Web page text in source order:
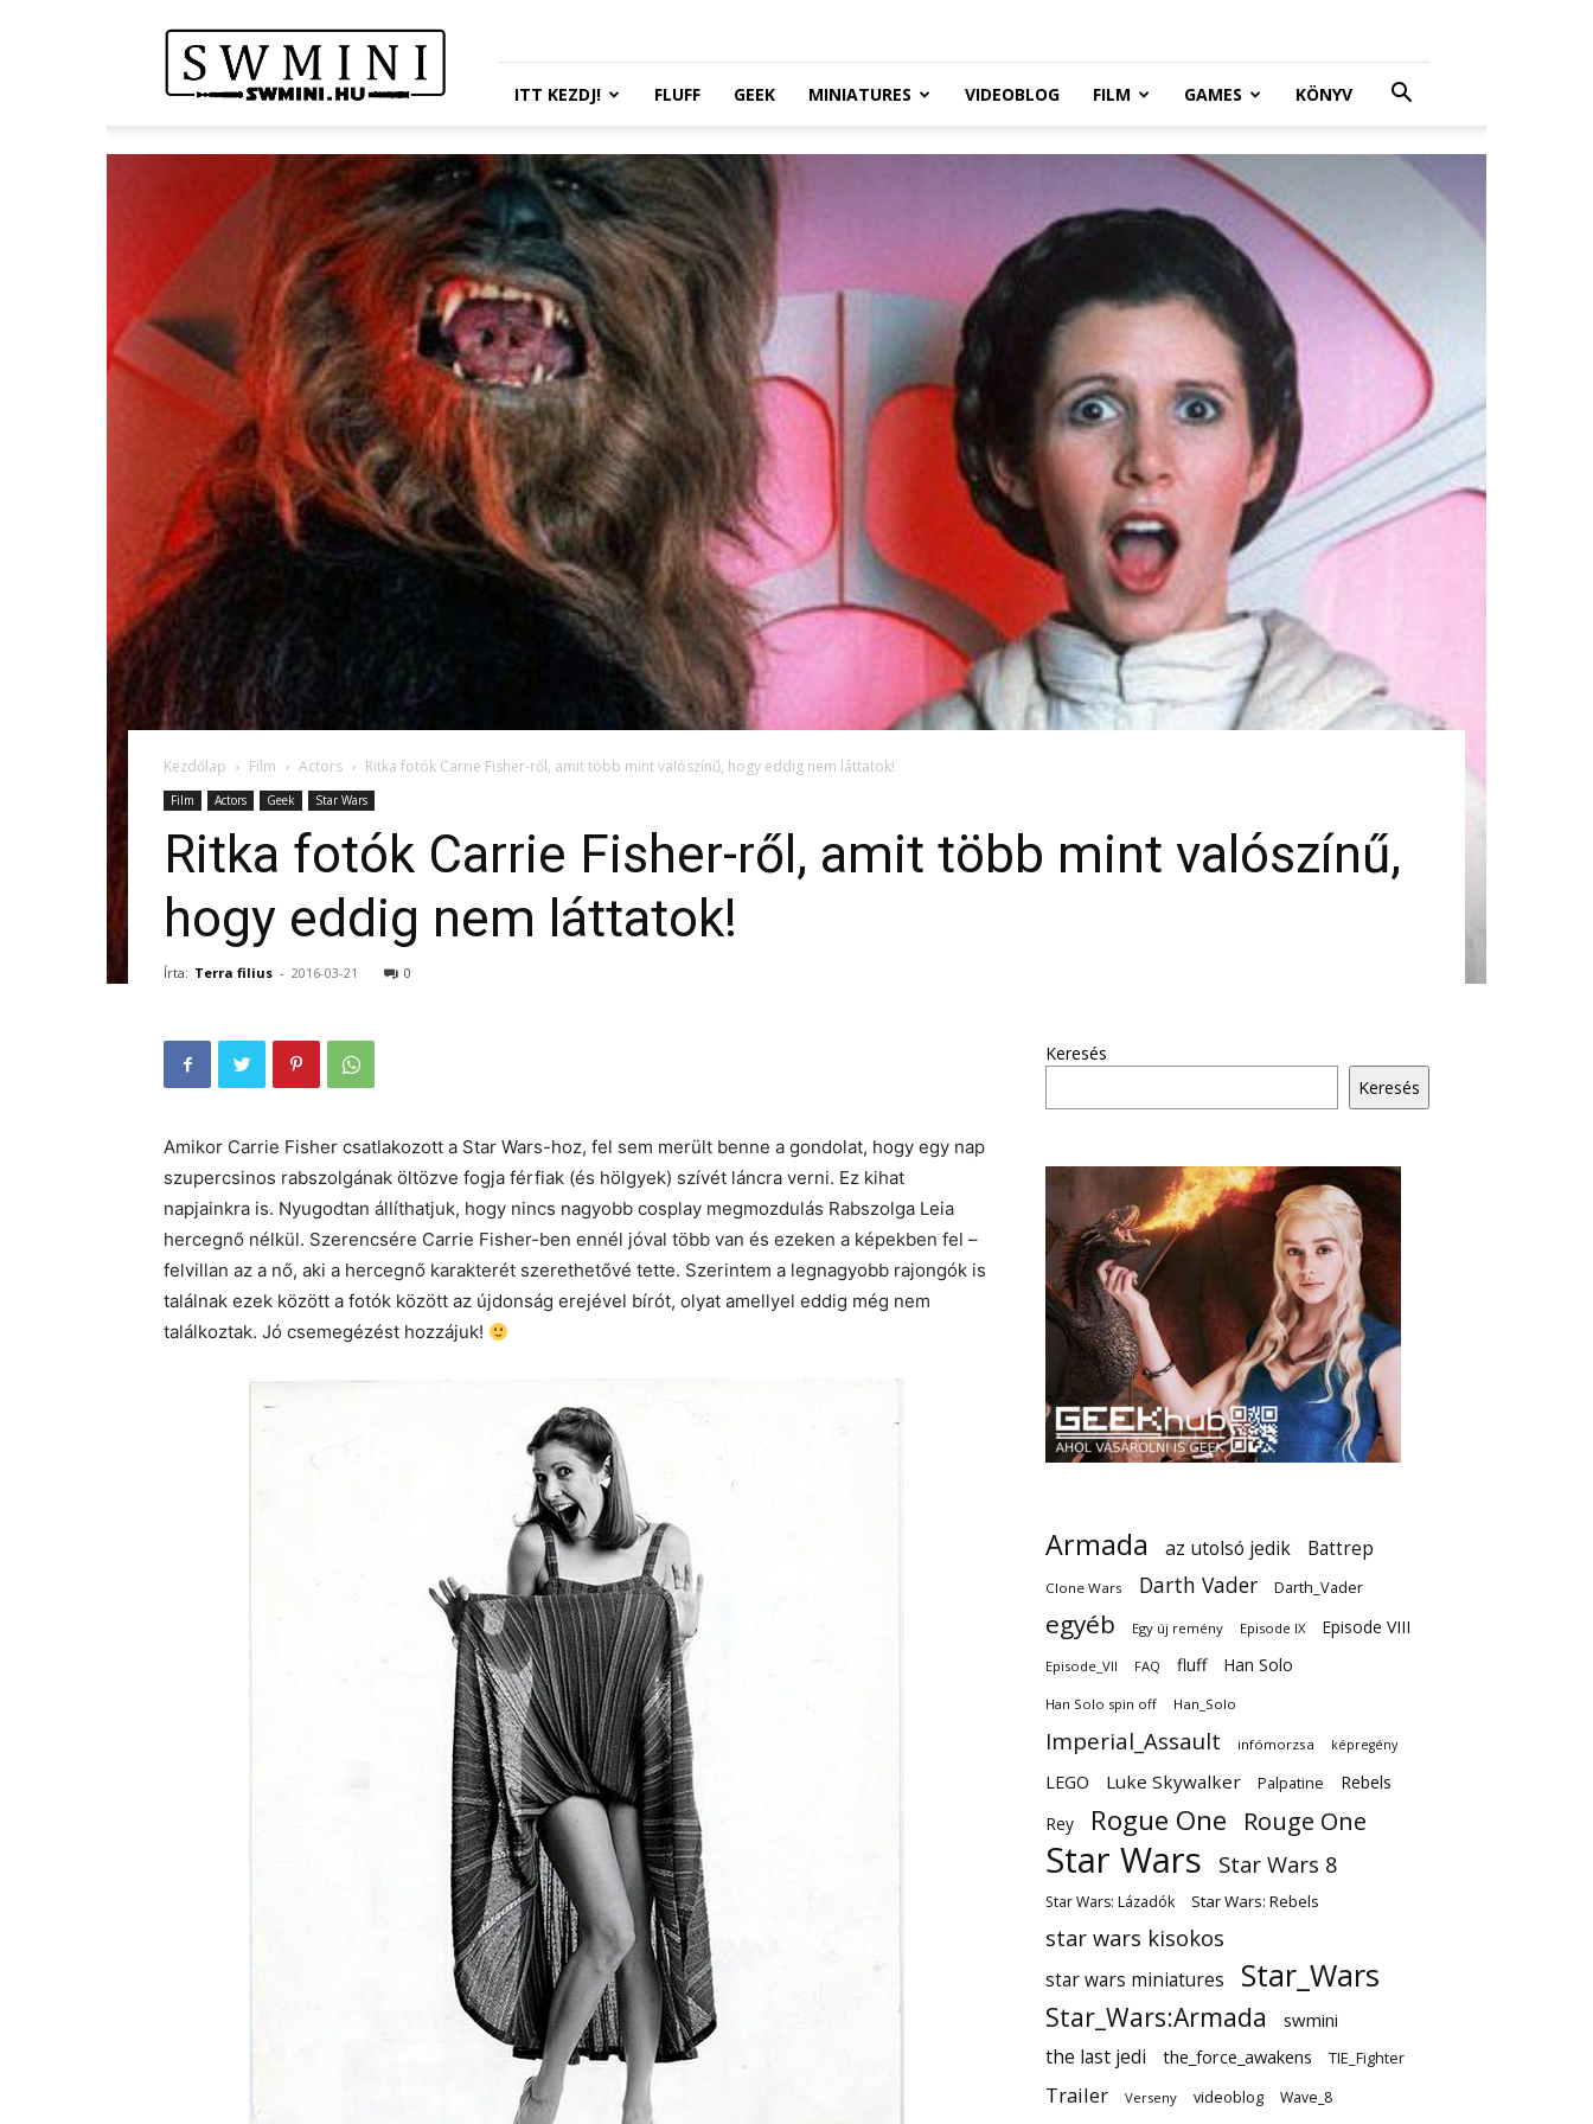
Wars
Miniatures
Portál
ITT KEZDJ! FLUFF GEEK MINIATURES VIDEOBLOG FILM GAMES KÖNYV
Kezdőlap Film Actors Ritka fotók Carrie Fisher-ről, amit több mint valószínű, hogy eddig nem láttatok!
Film Actors Geek Star Wars
Ritka fotók Carrie Fisher-ről, amit több mint valószínű,
hogy eddig nem láttatok!
Írta: Terra filius - 2016-03-21 0
Amikor Carrie Fisher csatlakozott a Star Wars-hoz, fel sem merült benne a gondolat, hogy egy nap
szupercsinos rabszolgának öltözve fogja férfiak (és hölgyek) szívét láncra verni. Ez kihat
napjainkra is. Nyugodtan állíthatjuk, hogy nincs nagyobb cosplay megmozdulás Rabszolga Leia
hercegnő nélkül. Szerencsére Carrie Fisher-ben ennél jóval több van és ezeken a képekben fel –
felvillan az a nő, aki a hercegnő karakterét szerethetővé tette. Szerintem a legnagyobb rajongók is
találnak ezek között a fotók között az újdonság erejével bírót, olyat amellyel eddig még nem
találkoztak. Jó csemegézést hozzájuk!
Keresés
Keresés
Armada az utolsó jedik Battrep
Clone Wars Darth Vader Darth_Vader
egyéb Egy új remény Episode IX Episode VIII
Episode_VII FAQ fluff Han Solo
Han Solo spin off Han_Solo
Imperial_Assault infómorzsa képregény
LEGO Luke Skywalker Palpatine
Rebels
Rey
Rogue One Rouge One
Star Wars Star Wars 8
Star Wars: Lázadók Star Wars: Rebels
star wars kisokos
star wars miniatures Star_Wars
Star_Wars:Armada swmini
the last jedi the_force_awakens TIE_Fighter
Trailer Verseny videoblog Wave_8